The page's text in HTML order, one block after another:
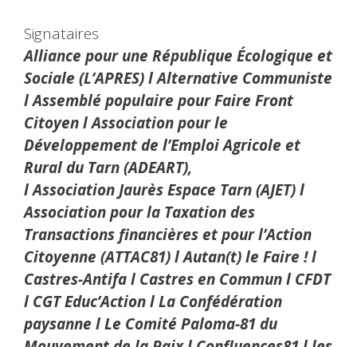
Signataires
Alliance pour une République Écologique et
Sociale (L’APRES) l Alternative Communiste
l Assemblé populaire pour Faire Front
Citoyen l Association pour le
Développement de l’Emploi Agricole et
Rural du Tarn (ADEART),
l Association Jaurès Espace Tarn (AJET) l
Association pour la Taxation des
Transactions financières et pour l’Action
Citoyenne (ATTAC81) l Autan(t) le Faire ! l
Castres-Antifa l Castres en Commun l CFDT
l CGT Educ’Action l La Confédération
paysanne l Le Comité Paloma-81 du